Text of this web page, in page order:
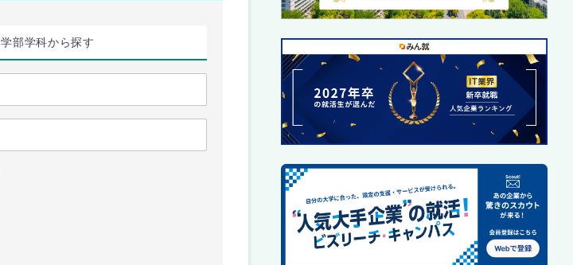
学部学科から探す